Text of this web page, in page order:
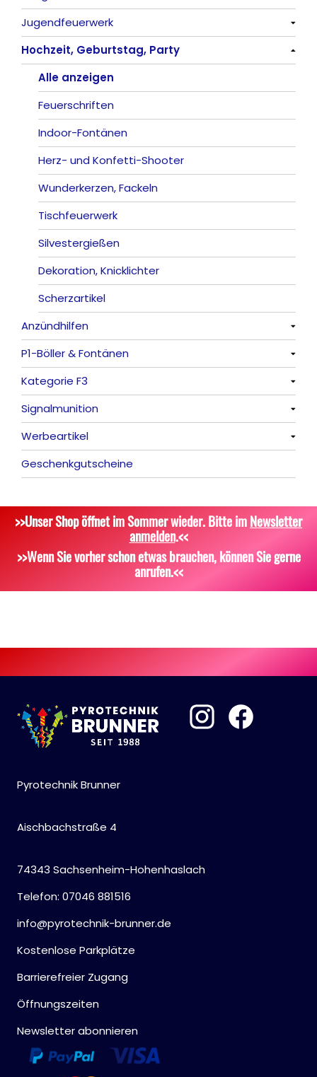
Reibkopfknaller
Frösche, Pfeiffer
Fontänen
Sonnen
Feuervögel
Römische Lichter
Mit Rumms
Bezaubernde Effekte
Alle anzeigen
Bengalos
Rauchartikel
Jugendfeuerwerk
Alle anzeigen
Hochzeit, Geburtstag, Party
Alle anzeigen
Feuerschriften
Indoor-Fontänen
Herz- und Konfetti-Shooter
Wunderkerzen, Fackeln
Tischfeuerwerk
Silvestergießen
Dekoration, Knicklichter
Scherzartikel
Anzündhilfen
Alle anzeigen
P1-Böller & Fontänen
Alle anzeigen
Kategorie F3
Alle anzeigen
Signalmunition
Alle anzeigen
Platzpatronen
Zubehör
Werbeartikel
Alle anzeigen
Attrappen
Geschenkgutscheine
>>Unser Shop öffnet im Sommer wieder. Bitte imNewsletter
anmelden.<<
>>Wenn Sie vorher schon etwas brauchen, können Sie gerne
anrufen.<<
Pyrotechnik Brunner
Aischbachstraße 4
74343 Sachsenheim-Hohenhaslach
Telefon: 07046 881516
info@pyrotechnik-brunner.de
Kostenlose Parkplätze
Barrierefreier Zugang
Öffnungszeiten
Newsletter abonnieren